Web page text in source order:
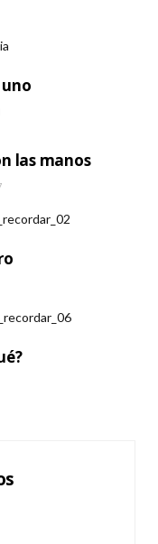
las manos